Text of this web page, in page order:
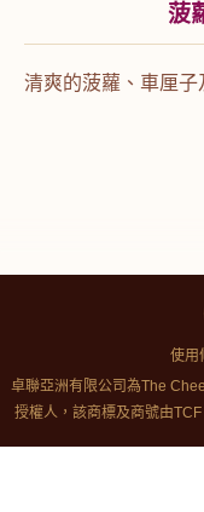
菠
清爽的菠蘿、車厘子
使用
卓聯亞洲有限公司為The
授權人，該商標及商號由